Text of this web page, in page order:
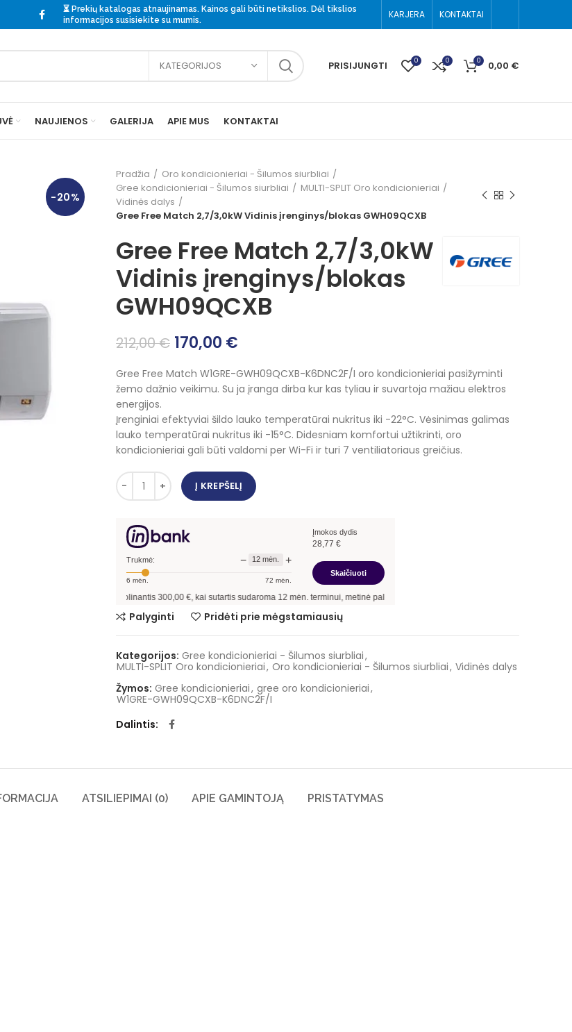
⏳ Prekių katalogas atnaujinamas. Kainos gali būti netikslios. Dėl tikslios
informacijossusisiekite su mumis. KARJERA KONTAKTAI
KATEGORIJOS PRISIJUNGTI 0 0 0 0,00 €
NAUJIENOS GALERIJA APIE MUS KONTAKTAI
-20%
Pradžia
Oro kondicionieriai - Šilumos siurbliai
Gree kondicionieriai - Šilumos siurbliai
MULTI-SPLIT Oro kondicionieriai
Vidinės dalys
Gree Free Match 2,7/3,0kW Vidinis įrenginys/blokas GWH09QCXB
Gree Free Match 2,7/3,0kW
Vidinis įrenginys/blokas
GWH09QCXB
212,00€ Original
was:
212,00 €.
170,00 €
is:
170,00 €.
Gree Free Match W1GRE-GWH09QCXB-K6DNC2F/I oro kondicionieriai pasižyminti
žemo dažnio veikimu. Su ja įranga dirba kur kas tyliau ir suvartoja mažiau elektros
energijos.
Įrenginiai efektyviai šildo lauko temperatūrai nukritus iki -22°C. Vėsinimas galimas
lauko temperatūrai nukritus iki -15°C. Didesniam komfortui užtikrinti, oro
kondicionieriai gali būti valdomi per Wi-Fi ir turi 7 ventiliatoriaus greičius.
Į KREPŠELĮ
Trukmė: − 12 mėn. +
6 mėn. 72 mėn.
Įmokos dydis
28,77 €
Skaičiuoti
€, kai sutartis sudaroma12mėn. terminui, metinė palūkanų norma –13,90
Palyginti Pridėti prie mėgstamiausių
Kategorijos: Gree kondicionieriai - Šilumos siurbliai,
MULTI-SPLIT Oro kondicionieriai, Oro kondicionieriai - Šilumos siurbliai, Vidinės dalys
Žymos: Gree kondicionieriai, gree oro kondicionieriai,
W1GRE-GWH09QCXB-K6DNC2F/I
Dalintis
ATSILIEPIMAI (0) APIE GAMINTOJĄ PRISTATYMAS